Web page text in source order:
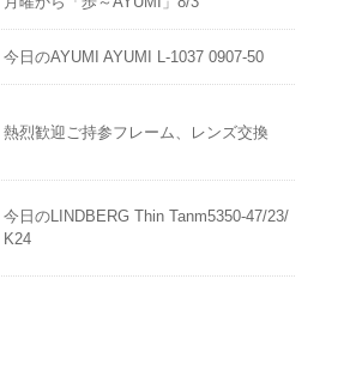
今日のAYUMI AYUMI L-1037 0907-50
熱烈歓迎ご持参フレーム、レンズ交換
今日のLINDBERG Thin Tanm5350-47/23/
K24